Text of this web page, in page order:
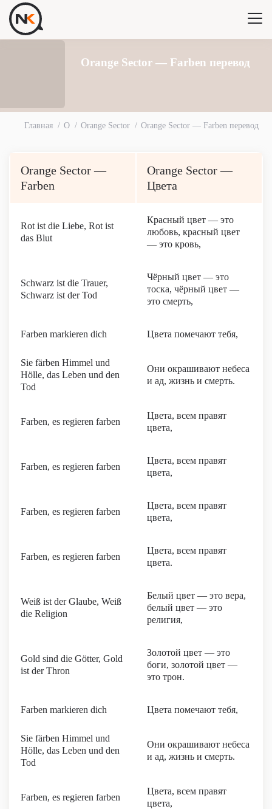
Orange Sector — Farben перевод
Главная O Orange Sector Orange Sector — Farben перевод
Orange Sector —
Farben
Orange Sector —
Цвета
Rot ist die Liebe, Rot ist
das Blut
Красный цвет — это
любовь, красный цвет
— это кровь,
Schwarz ist die Trauer,
Schwarz ist der Tod
Чёрный цвет — это
тоска, чёрный цвет —
это смерть,
Farben markieren dich Цвета помечают тебя,
Sie färben Himmel und
Hölle, das Leben und den
Tod
Они окрашивают небеса
и ад, жизнь и смерть.
Farben, es regieren farben
Цвета, всем правят
цвета,
Farben, es regieren farben
Цвета, всем правят
цвета,
Farben, es regieren farben
Цвета, всем правят
цвета,
Farben, es regieren farben
Цвета, всем правят
цвета.
Weiß ist der Glaube, Weiß
die Religion
Белый цвет — это вера,
белый цвет — это
религия,
Gold sind die Götter, Gold
ist der Thron
Золотой цвет — это
боги, золотой цвет —
это трон.
Farben markieren dich Цвета помечают тебя,
Sie färben Himmel und
Hölle, das Leben und den
Tod
Они окрашивают небеса
и ад, жизнь и смерть.
Farben, es regieren farben
Цвета, всем правят
цвета,